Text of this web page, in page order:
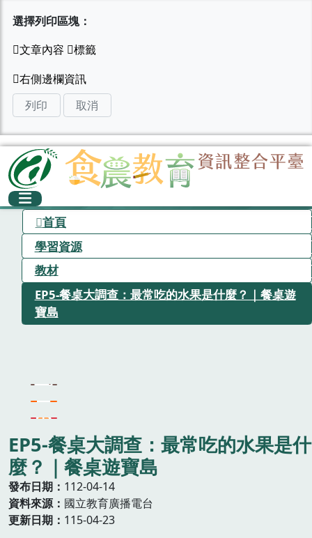
選擇列印區塊：
列印 取消
首頁
學習資源
教材
EP5-餐桌大調查：最常吃的水果是什麼？｜餐桌遊
寶島
EP5-餐桌大調查：最常吃的水果是什
麼？｜餐桌遊寶島
發布日期
112-04-14
資料來源
國立教育廣播電台
更新日期
115-04-23